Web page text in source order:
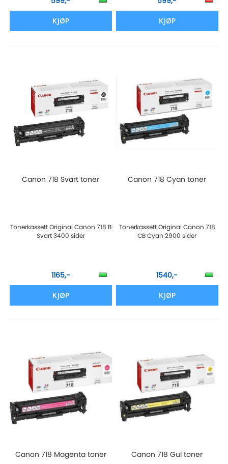
KJØP KJØP
Canon 718 Svart toner
Tonerkassett Original Canon 718 B
Svart 3400 sider
1165,-
KJØP
Canon 718 Cyan toner
Tonerkassett Original Canon 718
CB Cyan 2900 sider
1540,-
KJØP
Canon 718 Magenta toner Canon 718 Gul toner